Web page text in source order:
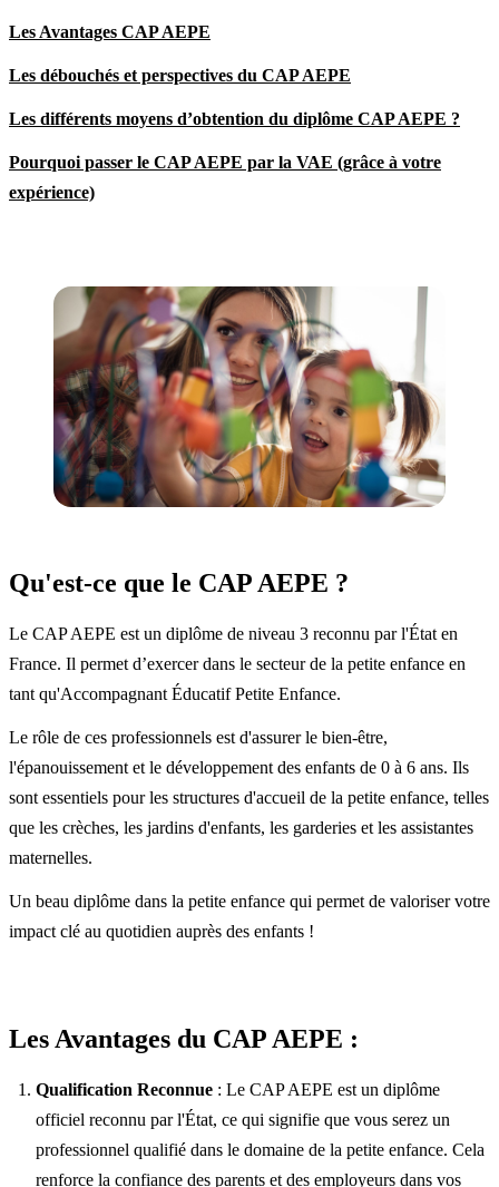
Les Avantages CAP AEPE
Les débouchés et perspectives du CAP AEPE
Les différents moyens d’obtention du diplôme CAP AEPE ?
Pourquoi passer le CAP AEPE par la VAE (grâce à votre
expérience)
Qu'est-ce que le CAP AEPE ?
Le CAP AEPE est un diplôme de niveau 3 reconnu par l'État en
France. Il permet d’exercer dans le secteur de la petite enfance en
tant qu'Accompagnant Éducatif Petite Enfance.
Le rôle de ces professionnels est d'assurer le bien-être,
l'épanouissement et le développement des enfants de 0 à 6 ans. Ils
sont essentiels pour les structures d'accueil de la petite enfance, telles
que les crèches, les jardins d'enfants, les garderies et les assistantes
maternelles.
Un beau diplôme dans la petite enfance qui permet de valoriser votre
impact clé au quotidien auprès des enfants !
Les Avantages du CAP AEPE :
Qualification Reconnue : Le CAP AEPE est un diplôme
officiel reconnu par l'État, ce qui signifie que vous serez un
professionnel qualifié dans le domaine de la petite enfance. Cela
renforce la confiance des parents et des employeurs dans vos